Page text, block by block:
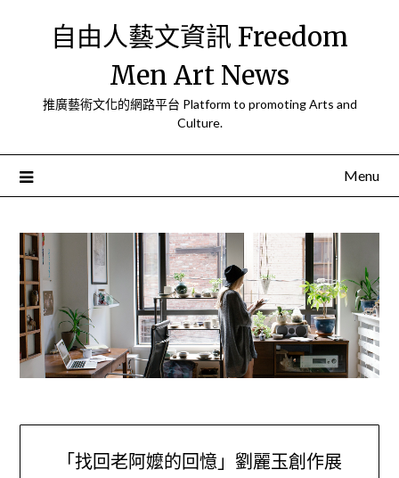
自由人藝文資訊 Freedom
Men Art News
推廣藝術文化的網路平台 Platform to promoting Arts and
Culture.
Menu
「找回老阿嬤的回憶」劉麗玉創作展